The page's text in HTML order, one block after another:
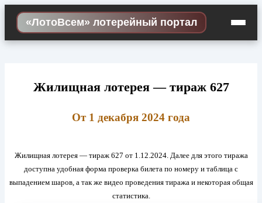
Skip
content
«ЛотоВсем» лотерейный портал
Жилищная лотерея — тираж 627
От 1 декабря 2024 года
Жилищная лотерея — тираж 627 от 1.12.2024. Далее для этого тиража
доступна удобная форма проверка билета по номеру и таблица с
выпадением шаров, а так же видео проведения тиража и некоторая общая
статистика.